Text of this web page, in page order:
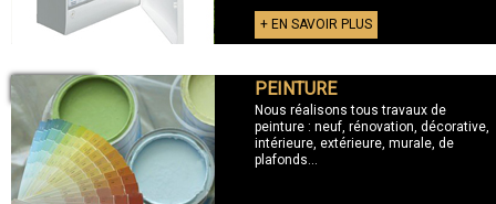
+ EN SAVOIR PLUS
+ PEINTURE PEINTURE
Nous réalisons tous travaux de
peinture : neuf, rénovation, décorative,
intérieure, extérieure, murale, de
plafonds...